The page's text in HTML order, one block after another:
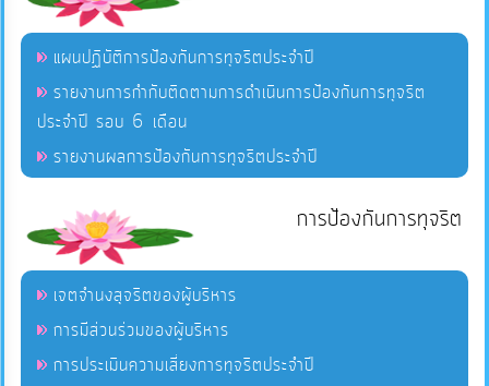
แผนปฏิบัติการป้องกันการทุจริตประจำปี
รายงานการกำกับติดตามการดำเนินการป้องกันการทุจริต
ประจำปี รอบ 6 เดือน
รายงานผลการป้องกันการทุจริตประจำปี
การป้องกันการทุจริต
เจตจำนงสุจริตของผู้บริหาร
การมีส่วนร่วมของผู้บริหาร
การประเมินความเสี่ยงการทุจริตประจำปี